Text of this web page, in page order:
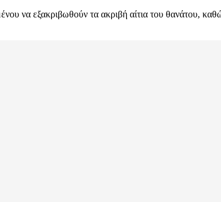
να εξακριβωθούν τα ακριβή αίτια του θανάτου,